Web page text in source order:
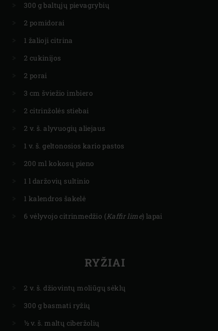
300 g baltųjų pievagrybių
2 pomidorai
1 žalioji citrina
2 cukinijos
2 porai
3 cm šviežio imbiero
2 citrinžolės stiebai
2 v. š. alyvuogių aliejaus
1 v. š. geltonosios kario pastos
200 ml kokosų pieno
1 l daržovių sultinio
1 kalendros šakelė
6 vėlyvojo citrinmedžio (Kaffir lime) lapai
RYŽIAI
2 v. š. džiovintų moliūgų sėklų
300 g basmati ryžių
½ v. š. maltų ciberžolių